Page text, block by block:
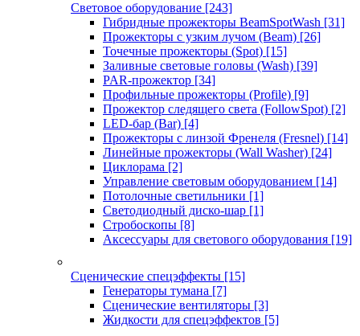
Световое оборудование [243]
Гибридные прожекторы BeamSpotWash [31]
Прожекторы с узким лучом (Beam) [26]
Точечные прожекторы (Spot) [15]
Заливные световые головы (Wash) [39]
PAR-прожектор [34]
Профильные прожекторы (Profile) [9]
Прожектор следящего света (FollowSpot) [2]
LED-бар (Bar) [4]
Прожекторы с линзой Френеля (Fresnel) [14]
Линейные прожекторы (Wall Washer) [24]
Циклорама [2]
Управление световым оборудованием [14]
Потолочные светильники [1]
Светодиодный диско-шар [1]
Стробоскопы [8]
Аксессуары для светового оборудования [19]
Сценические спецэффекты [15]
Генераторы тумана [7]
Сценические вентиляторы [3]
Жидкости для спецэффектов [5]